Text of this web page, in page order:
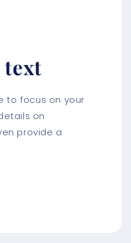
text
to focus on your
on
provide a